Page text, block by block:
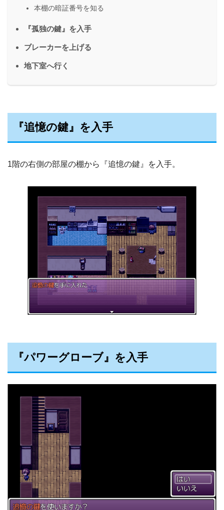
本棚の暗証番号を知る
『孤独の鍵』を入手
ブレーカーを上げる
地下室へ行く
『追憶の鍵』を入手
1階の右側の部屋の棚から『追憶の鍵』を入手。
『パワーグローブ』を入手